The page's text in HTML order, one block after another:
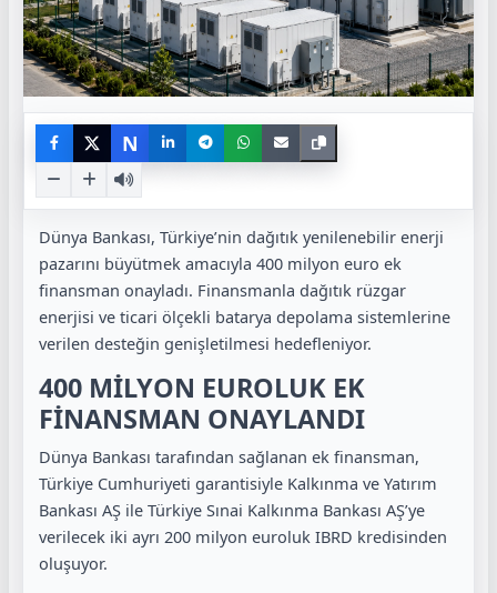
N
Dünya Bankası, Türkiye’nin dağıtık yenilenebilir enerji
pazarını büyütmek amacıyla 400 milyon euro ek
finansman onayladı. Finansmanla dağıtık rüzgar
enerjisi ve ticari ölçekli batarya depolama sistemlerine
verilen desteğin genişletilmesi hedefleniyor.
400 MİLYON EUROLUK EK
FİNANSMAN ONAYLANDI
Dünya Bankası tarafından sağlanan ek finansman,
Türkiye Cumhuriyeti garantisiyle Kalkınma ve Yatırım
Bankası AŞ ile Türkiye Sınai Kalkınma Bankası AŞ’ye
verilecek iki ayrı 200 milyon euroluk IBRD kredisinden
oluşuyor.